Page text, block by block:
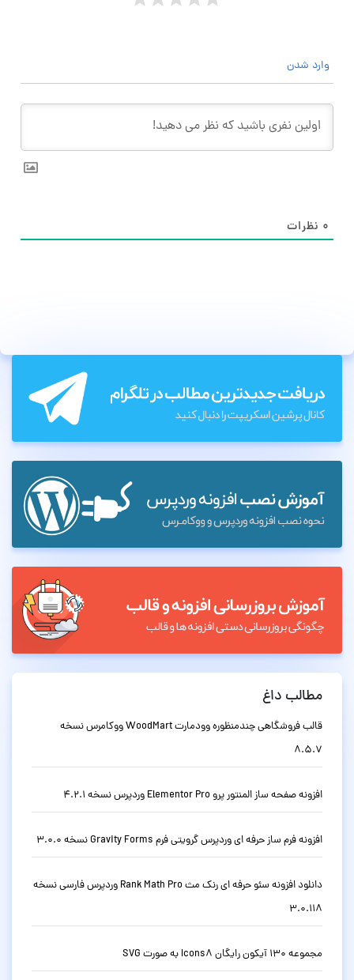
وارد شدن
۰ نظرات
مطالب داغ
قالب فروشگاهی چندمنظوره وودمارت WoodMart ووکامرس نسخه
8.5.7
افزونه صفحه ساز المنتور پرو Elementor Pro وردپرس نسخه 4.2.1
افزونه فرم ساز حرفه ای وردپرس گرویتی فرم Gravity Forms نسخه 3.0.0
دانلود افزونه سئو حرفه ای رنک مث Rank Math Pro وردپرس فارسی نسخه
3.0.118
مجموعه 130 آیکون رایگان Icons8 به صورت SVG